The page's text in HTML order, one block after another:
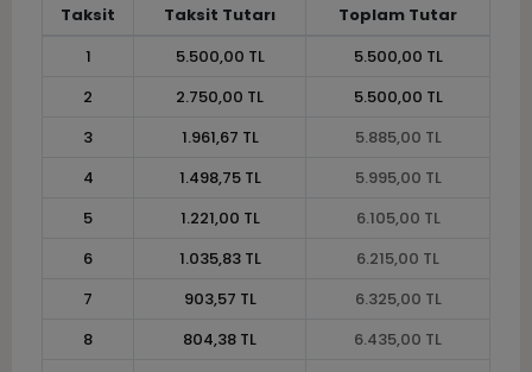
Taksit Taksit Tutarı
Toplam Tutar
1
5.500,00 TL
5.500,00 TL
2
2.750,00 TL
5.500,00 TL
3
1.961,67 TL
5.885,00 TL
4
1.498,75 TL
5.995,00 TL
5
1.221,00 TL
6.105,00 TL
6
1.035,83 TL
6.215,00 TL
7
903,57 TL
6.325,00 TL
8
804,38 TL
6.435,00 TL